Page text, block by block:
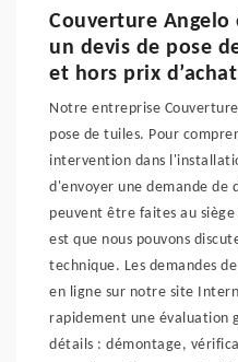
Couverture
un devis de pose
et hors prix d’achat
Notre entreprise
pose de tuiles. Pour
intervention dans
d'envoyer une demande de
peuvent être faites au
est que nous pouvons
technique. Les demandes
en ligne sur notre site
rapidement une évaluation
détails : démontage,